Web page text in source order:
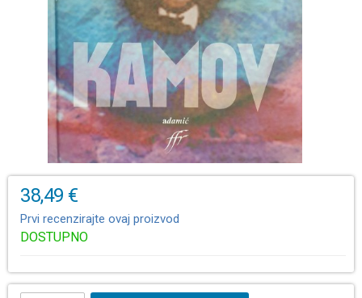
38,49 €
Prvi recenzirajte ovaj proizvod
DOSTUPNO